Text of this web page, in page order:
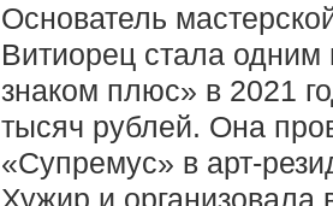
Основатель
Витиорец стала одним
знаком плюс» в 2021
тысяч рублей. Она
«Супремус» в арт-
Хужир и организовала